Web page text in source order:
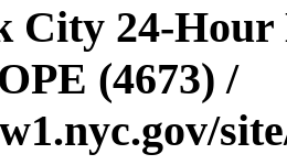
City 24-
(4673) /